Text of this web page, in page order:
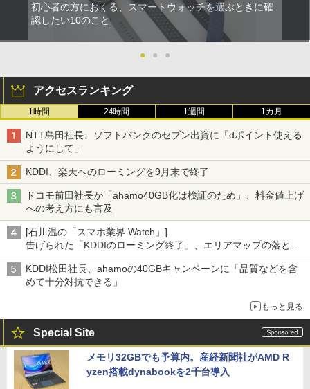
初心者の方におくる、スマートウォッチを選ぶときに確
認したい10のこと
● ● ●
アクセスランキング
1時間 24時間 1週間 1カ月
NTT島田社長、ソフトバンクのセブン出資に「dポイント使える
ようにして」
KDDI、楽天へのローミングを9月末で終了
ドコモ前田社長が「ahamo40GB化は検証のため」、料金値上げ
への考え方にも言及
[石川温の「スマホ業界 Watch」]
告げられた「KDDIのローミング終了」、エリアマップの落とし
穴と楽天モバイルの課題
KDDI松田社長、ahamoの40GBキャンペーンに「品質などを含
めて十分対抗できる」
もっと見る
Special Site
メモリ32GBでも予算内。産経新聞社がAMD R
yzen搭載dynabookを2千台導入